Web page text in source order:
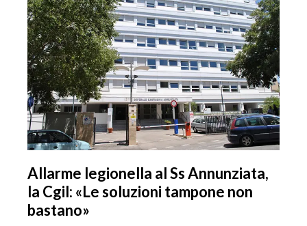
Allarme legionella al Ss Annunziata,
la Cgil: «Le soluzioni tampone non
bastano»